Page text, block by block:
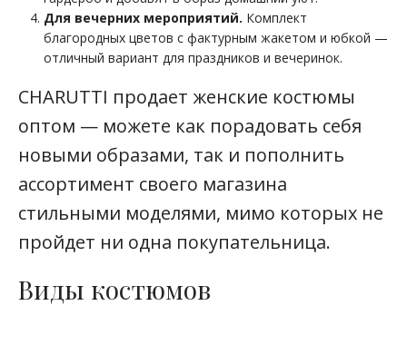
Для вечерних мероприятий. Комплект
благородных цветов с фактурным жакетом и юбкой —
отличный вариант для праздников и вечеринок.
CHARUTTI продает женские костюмы
оптом — можете как порадовать себя
новыми образами, так и пополнить
ассортимент своего магазина
стильными моделями, мимо которых не
пройдет ни одна покупательница.
Виды костюмов